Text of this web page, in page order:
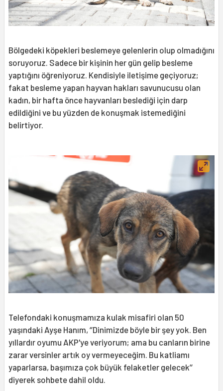
Bölgedeki köpekleri beslemeye gelenlerin olup olmadığını
soruyoruz. Sadece bir kişinin her gün gelip besleme
yaptığını öğreniyoruz. Kendisiyle iletişime geçiyoruz;
fakat besleme yapan hayvan hakları savunucusu olan
kadın, bir hafta önce hayvanları beslediği için darp
edildiğini ve bu yüzden de konuşmak istemediğini
belirtiyor.
Telefondaki konuşmamıza kulak misafiri olan 50
yaşındaki Ayşe Hanım, ‘’Dinimizde böyle bir şey yok. Ben
yıllardır oyumu AKP'ye veriyorum; ama bu canların birine
zarar versinler artık oy vermeyeceğim. Bu katliamı
yaparlarsa, başımıza çok büyük felaketler gelecek’’
diyerek sohbete dahil oldu.